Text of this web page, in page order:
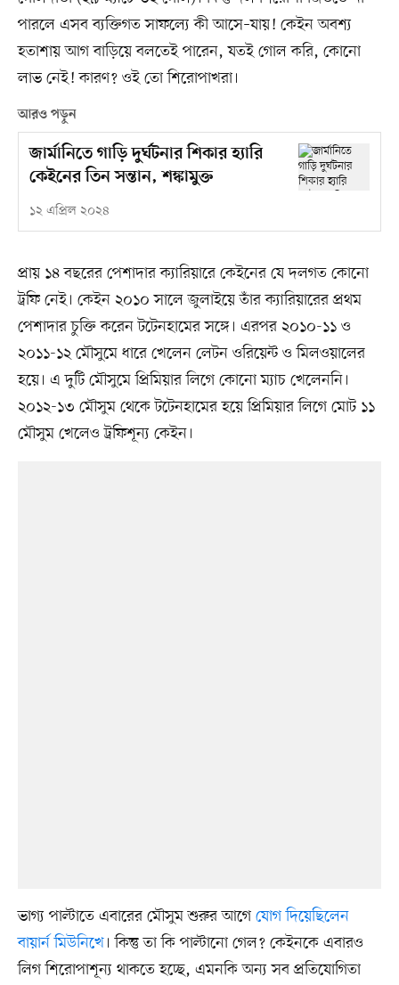
পারলে এসব ব্যক্তিগত সাফল্যে কী আসে–যায়! কেইন অবশ্য
হতাশায় আগ বাড়িয়ে বলতেই পারেন, যতই গোল করি, কোনো
লাভ নেই! কারণ? ওই তো শিরোপাখরা।
আরও পড়ুন
জার্মানিতে গাড়ি দুর্ঘটনার শিকার হ্যারি
কেইনের তিন সন্তান, শঙ্কামুক্ত
১২ এপ্রিল ২০২৪
প্রায় ১৪ বছরের পেশাদার ক্যারিয়ারে কেইনের যে দলগত কোনো
ট্রফি নেই। কেইন ২০১০ সালে জুলাইয়ে তাঁর ক্যারিয়ারের প্রথম
পেশাদার চুক্তি করেন টটেনহামের সঙ্গে। এরপর ২০১০-১১ ও
২০১১-১২ মৌসুমে ধারে খেলেন লেটন ওরিয়েন্ট ও মিলওয়ালের
হয়ে। এ দুটি মৌসুমে প্রিমিয়ার লিগে কোনো ম্যাচ খেলেননি।
২০১২-১৩ মৌসুম থেকে টটেনহামের হয়ে প্রিমিয়ার লিগে মোট ১১
মৌসুম খেলেও ট্রফিশূন্য কেইন।
ভাগ্য পাল্টাতে এবারের মৌসুম শুরুর আগে যোগ দিয়েছিলেন
বায়ার্ন মিউনিখে। কিন্তু তা কি পাল্টানো গেল? কেইনকে এবারও
লিগ শিরোপাশূন্য থাকতে হচ্ছে, এমনকি অন্য সব প্রতিযোগিতা